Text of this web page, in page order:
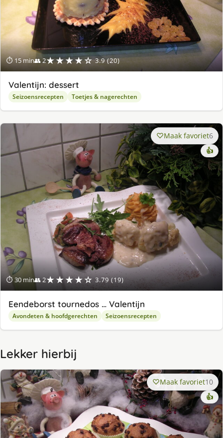
⏱ 15 min👥 2★★★★☆ 3.9 (20)
Valentijn: dessert
Seizoensrecepten Toetjes & nagerechten
⏱ 30 min👥 2★★★★☆ 3.79 (19)
Maak favoriet6
👍
Eendeborst tournedos … Valentijn
Avondeten & hoofdgerechten Seizoensrecepten
Lekker hierbij
Maak favoriet10
👍